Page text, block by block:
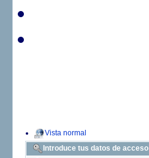
Vista normal
Introduce tus datos de acceso